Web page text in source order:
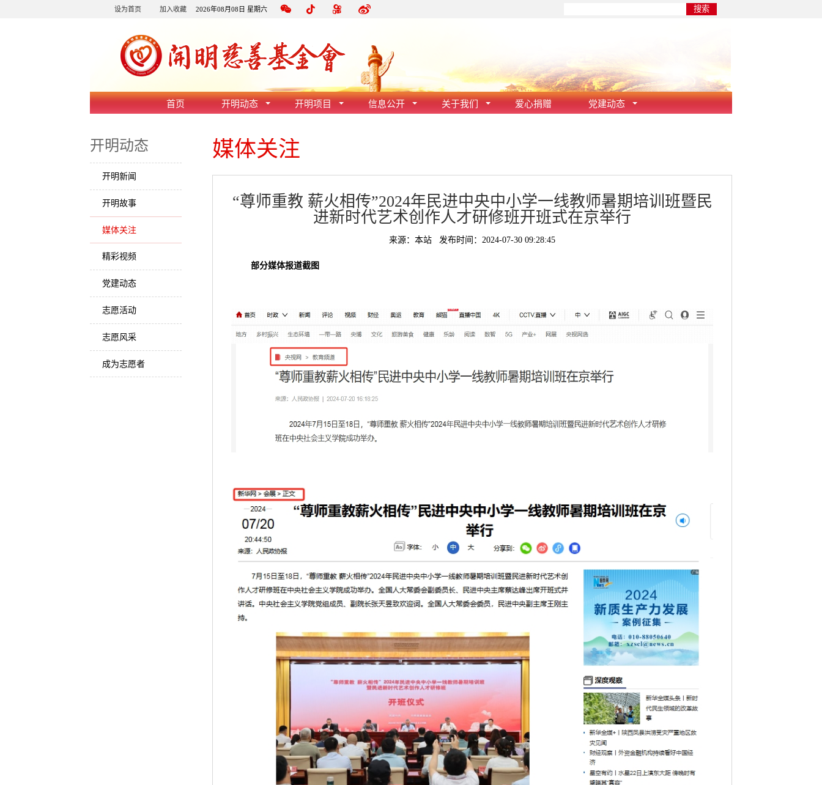
设为首页 加入收藏 2026年08月08日 星期六
首页 开明动态 开明项目 信息公开 关于我们 爱心捐赠 党建动态
开明动态
开明新闻
开明故事
媒体关注
精彩视频
党建动态
志愿活动
志愿风采
成为志愿者
媒体关注
“尊师重教 薪火相传”2024年民进中央中小学一线教师暑期培训班暨民
进新时代艺术创作人才研修班开班式在京举行
来源：本站 发布时间：2024-07-30 09:28:45
部分媒体报道截图